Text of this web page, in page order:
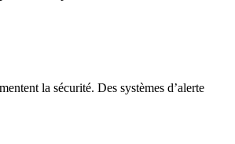
la sécurité. Des systèmes d’alerte